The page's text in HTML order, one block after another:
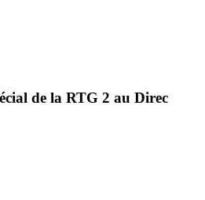
de la RTG 2 au Direc